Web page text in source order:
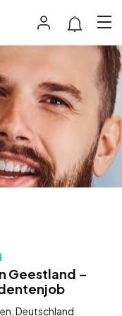
Geestland –
Deutschland